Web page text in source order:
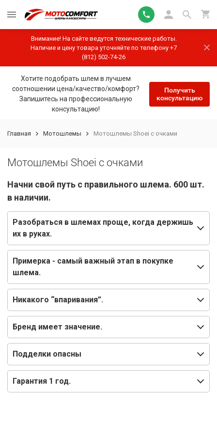
Внимание! На сайте ведутся технические работы.
Наличие и цену товара уточняйте по телефону +7
(812) 502-74-26
Хотите подобрать шлем в лучшем
соотношении цена/качество/комфорт?
Запишитесь на профессиональную
консультацию!
Получить
консультацию
Главная Мотошлемы Мотошлемы Shoei с очками
Мотошлемы Shoei с очками
Начни свой путь с правильного шлема. 600 шт.
в наличии.
Разобраться в шлемах проще, когда держишь
их в руках.
Примерка - самый важный этап в покупке
шлема.
Никакого “впаривания”.
Бренд имеет значение.
Подделки опасны
Гарантия 1 год.